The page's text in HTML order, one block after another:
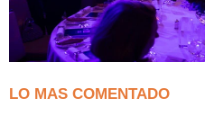
LO MAS COMENTADO